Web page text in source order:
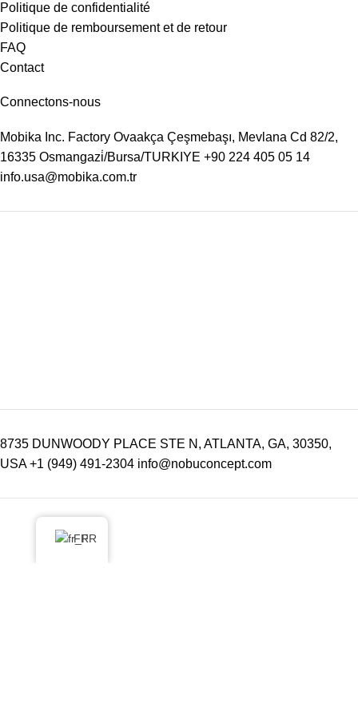
Politique de confidentialité
Politique de remboursement et de retour
FAQ
Contact
Connectons-nous
Mobika Inc. Factory Ovaakça Çeşmebaşı, Mevlana Cd 82/2,
16335 Osmangazi̇/Bursa/TURKIYE +90 224 405 05 14
info.usa@mobika.com.tr
8735 DUNWOODY PLACE STE N, ATLANTA, GA, 30350,
USA +1 (949) 491-2304 info@nobuconcept.com
FR